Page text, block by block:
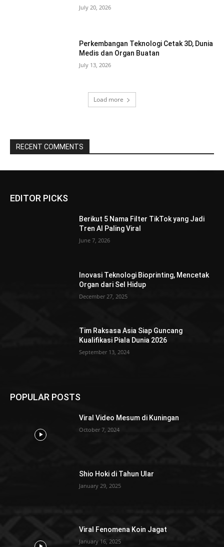
July 20, 2026
Perkembangan Teknologi Cetak 3D, Dunia
Medis dan Organ Buatan
July 13, 2026
Load more
RECENT COMMENTS
EDITOR PICKS
Berikut 5 Nama Filter TikTok yang Jadi
Tren AI Paling Viral
June 7, 2026
Inovasi Teknologi Bioprinting, Mencetak
Organ dari Sel Hidup
December 27, 2025
Tim Raksasa Asia Siap Guncang
Kualifikasi Piala Dunia 2026
September 13, 2024
POPULAR POSTS
Viral Video Mesum di Kuningan
October 7, 2024
Shio Hoki di Tahun Ular
January 29, 2025
Viral Fenomena Koin Jagat
January 16, 2025